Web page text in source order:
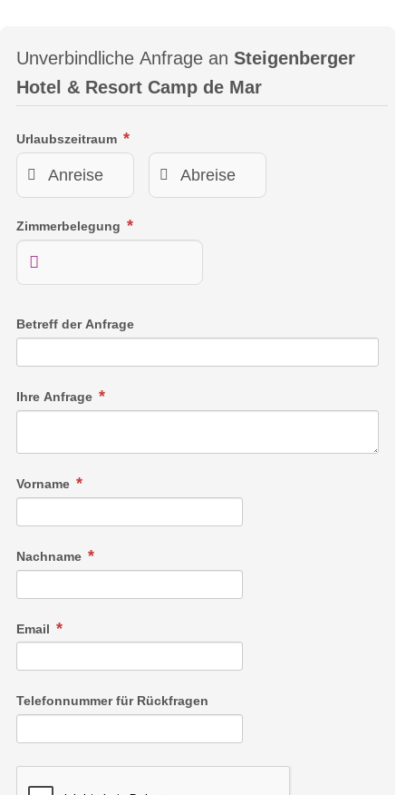
Unverbindliche Anfrage an Steigenberger
Hotel & Resort Camp de Mar
Urlaubszeitraum
Zimmerbelegung
Betreff der Anfrage
Ihre Anfrage
Vorname
Nachname
Email
Telefonnummer für Rückfragen